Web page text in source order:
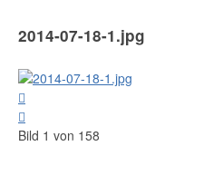
2014-07-18-1.jpg
Bild 1 von 158